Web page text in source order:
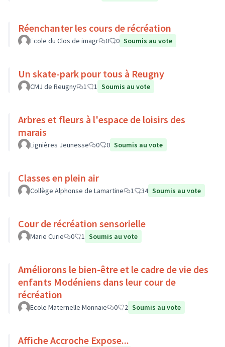
Réenchanter les cours de récréation
Ecole du Clos de imagr 0 0 Soumis au vote
Un skate-park pour tous à Reugny
CMJ de Reugny 1 1 Soumis au vote
Arbres et fleurs à l'espace de loisirs des
marais
Lignières Jeunesse 0 0 Soumis au vote
Classes en plein air
Collège Alphonse de Lamartine 1 34 Soumis au vote
Cour de récréation sensorielle
Marie Curie 0 1 Soumis au vote
Améliorons le bien-être et le cadre de vie des
enfants Modéniens dans leur cour de
récréation
Ecole Maternelle Monnaie 0 2 Soumis au vote
Affiche Accroche Expose...